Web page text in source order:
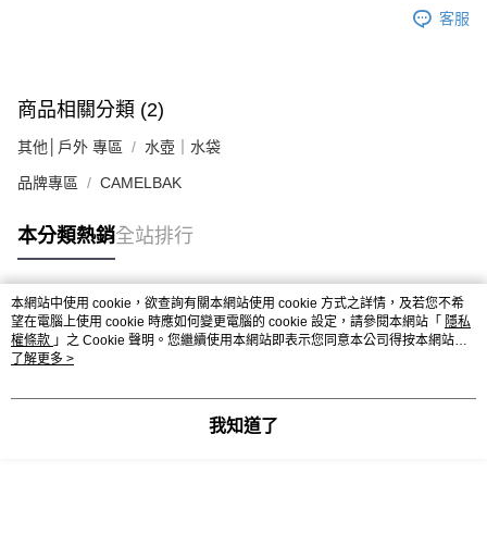
客服
商品相關分類 (2)
其他│戶外 專區 水壺｜水袋
品牌專區 CAMELBAK
本分類熱銷全站排行
熱門標籤
本網站中使用 cookie，欲查詢有關本網站使用 cookie 方式之詳情，及若您不希
望在電腦上使用 cookie 時應如何變更電腦的 cookie 設定，請參閱本網站「 隱私
權條款 」之 Cookie 聲明。您繼續使用本網站即表示您同意本公司得按本網站使
用條款之 Cookie 聲明使用 cookie。
了解更多 >
我知道了